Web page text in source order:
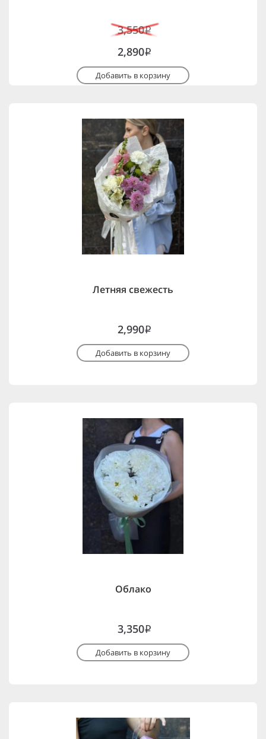
3,550i
2,890i
Добавить в корзину
Летняя свежесть
2,990i
Добавить в корзину
Облако
3,350i
Добавить в корзину